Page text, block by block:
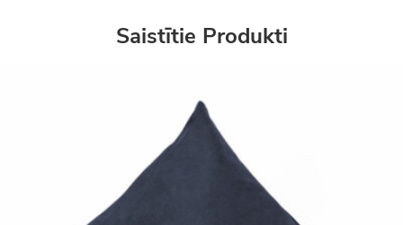
Saistītie Produkti